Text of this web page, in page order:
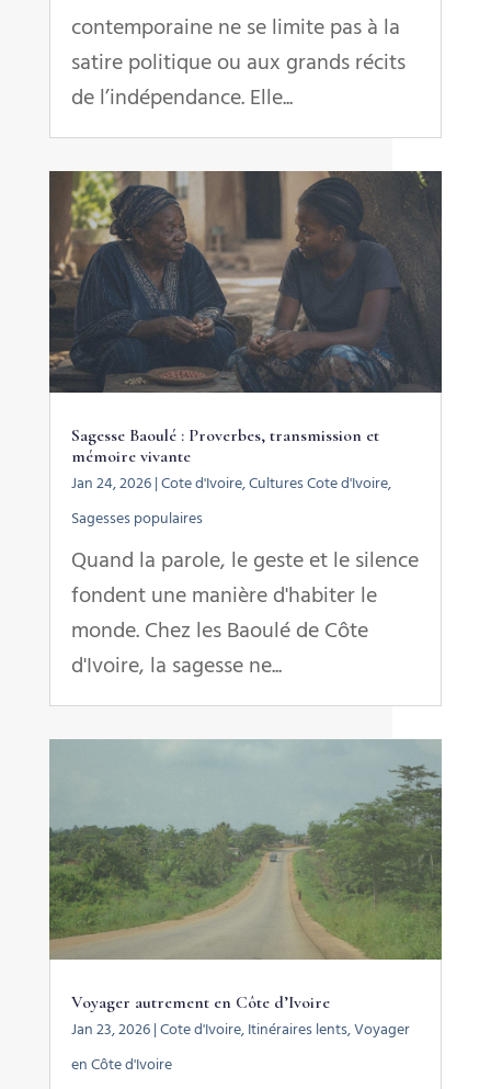
contemporaine ne se limite pas à la
satire politique ou aux grands récits
de l’indépendance. Elle...
Sagesse Baoulé : Proverbes, transmission et
mémoire vivante
Jan 24, 2026|Cote d'Ivoire,Cultures Cote d'Ivoire,
Sagesses populaires
Quand la parole, le geste et le silence
fondent une manière d'habiter le
monde. Chez les Baoulé de Côte
d'Ivoire, la sagesse ne...
Voyager autrement en Côte d’Ivoire
Jan 23, 2026|Cote d'Ivoire,Itinéraires lents,Voyager
en Côte d'Ivoire